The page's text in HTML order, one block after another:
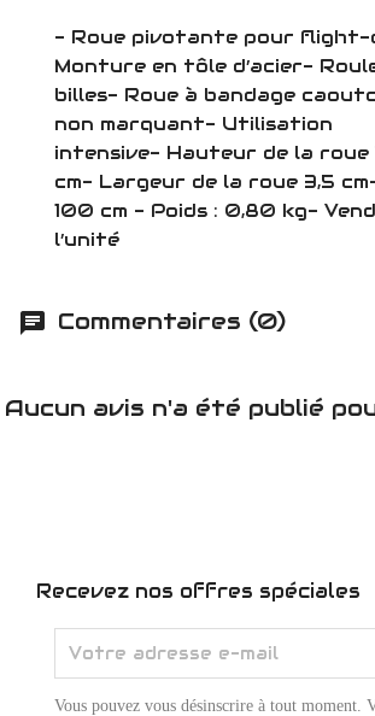
- Roue pivotante pour flight-
Monture en tôle d’acier-
billes- Roue à bandage
non marquant- Utilisation
intensive- Hauteur de la roue
cm- Largeur de la roue 3,5
100 cm - Poids : 0,80 kg-
l’unité
Commentaires (0)
Aucun avis n'a été publié
Recevez nos offres spéciales
Vous pouvez vous désinscrire à tout moment.